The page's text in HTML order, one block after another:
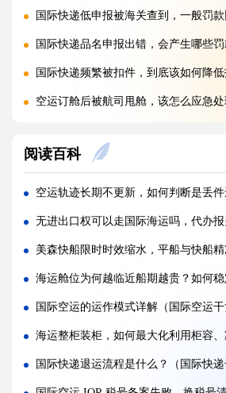
国际快递低申报被海关查到，一般罚款比例是
国际快递品名申报出错，会产生哪些罚款与滞
国际快递频繁被扣件，到底该如何降低扣关概率
空运订舱后被航司甩舱，该怎么应急处理（国
加急国际空运真的能提速，靠谱吗?(国
FBA 空运出现丢件破损，理赔流程怎么走（国
FBA 空运头程该怎么挑选靠谱物流货代（国
FBA 空运货物超重超尺寸会产生哪些附加费?(不
亚马逊 FBA 空运，空派和纯空运该怎么选择?(不
空运货物被海关布控，如何快速提交材料申诉（
实木包装走国际空运必须做熏蒸热处理吗（国
国际空运低申报被海关查到，罚款比例是多少?(
国际空运的运单有什么作用，包含哪些关键信息（
阅读百科
空运轨迹长期不更新，如何判断是丢件还是延误？（百运网
无进出口权可以走国际海运吗，代办报关怎么操作
美森快船限时时效缩水，平船与快船精准选品适配方案
海运舱位为何越临近船期越贵？如何稳定锁定低价舱位？
国际空运的运作模式详解（国际空运干
海运整柜装柜，如何最大化利用柜容、减少材积浪费
国际快递退运流程是什么？（国际快递